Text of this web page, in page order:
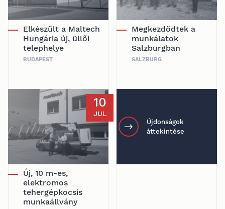
Elkészült a Maltech
Hungária új, üllői
telephelye
BUDAPEST
Megkezdődtek a
munkálatok
Salzburgban
SALZBURG
10
JUL
Új, 10 m-es,
elektromos
tehergépkocsis
munkaállvány
Újdonságok
áttekintése